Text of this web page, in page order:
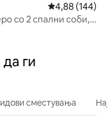
Просечна
4,88 (144)
со 2 спални соби,
ги
сместувања